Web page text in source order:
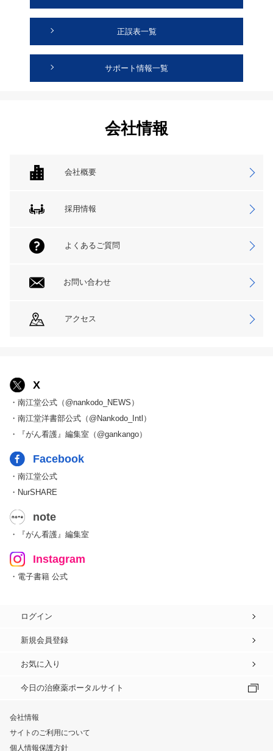
正誤表一覧
サポート情報一覧
会社情報
会社概要
採用情報
よくあるご質問
お問い合わせ
アクセス
X
・南江堂公式（@nankodo_NEWS）
・南江堂洋書部公式（@Nankodo_Intl）
・『がん看護』編集室（@gankango）
Facebook
・南江堂公式
・NurSHARE
note
・『がん看護』編集室
Instagram
・電子書籍 公式
ログイン
新規会員登録
お気に入り
今日の治療薬ポータルサイト
会社情報
サイトのご利用について
個人情報保護方針